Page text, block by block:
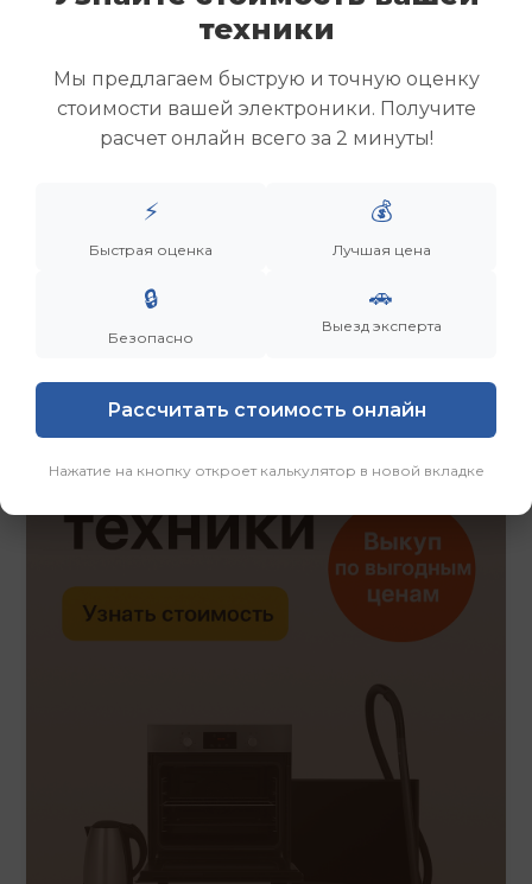
Скупка ноутбуков
Скупка ультрабуков
Скупка игровых ноутбуков
Скупка рабочих ноутбуков
Скупка старых ноутбуков (б/у)
Заказать Смотреть еще
техники
Мы предлагаем быструю и точную оценку
стоимости вашей электроники. Получите
расчет онлайн всего за 2 минуты!
⚡
Быстрая оценка
💰
Лучшая цена
🔒
Безопасно
🚗
Выезд эксперта
Рассчитать стоимость онлайн
Нажатие на кнопку откроет калькулятор в новой вкладке